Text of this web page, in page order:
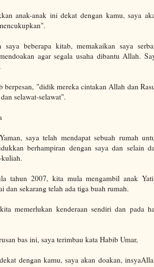
anak-anak ini dekat dengan kamu, saya
beberapa kitab, memakaikan saya
agar segala usaha dibantu Allah.
berpesan, "didik mereka cintakan Allah dan
selawat-selawat".
saya telah mendapat sebuah rumah
berhampiran dengan saya dan selain
tahun 2007, kita mula mengambil anak
dan sekarang telah ada tiga buah rumah.
memerlukan kenderaan sendiri dan pada
bas ini, saya terimbau kata Habib Umar,
dengan kamu, saya akan doakan,